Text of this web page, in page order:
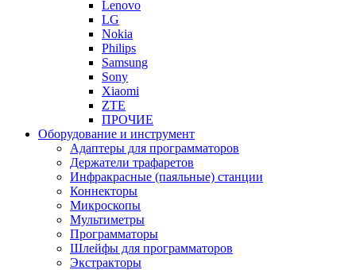
Lenovo
LG
Nokia
Philips
Samsung
Sony
Xiaomi
ZTE
ПРОЧИЕ
Оборудование и инструмент
Адаптеры для программаторов
Держатели трафаретов
Инфракрасные (паяльные) станции
Коннекторы
Микроскопы
Мультиметры
Программаторы
Шлейфы для программаторов
Экстракторы